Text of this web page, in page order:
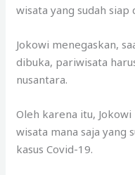
wisata yang sudah siap
Jokowi menegaskan,
dibuka, pariwisata
nusantara.
Oleh karena itu,
wisata mana saja yang
kasus Covid-19.